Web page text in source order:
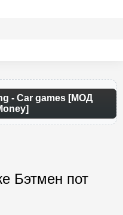
- Car games [МОД
Бэтмен пот